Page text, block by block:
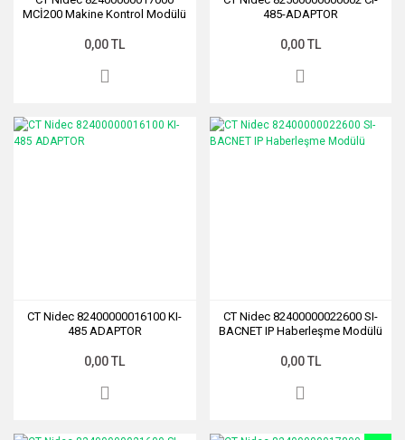
MCİ200 Makine Kontrol Modülü
0,00 TL
485-ADAPTOR
0,00 TL
CT Nidec 82400000016100 ​KI-
485 ADAPTOR
0,00 TL
CT Nidec 82400000022600 SI-
BACNET IP Haberleşme Modülü
0,00 TL